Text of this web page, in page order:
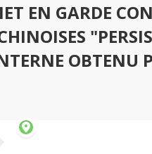
EN GARDE
OBTENU